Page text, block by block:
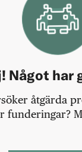
Något har
åtgärda
funderingar?